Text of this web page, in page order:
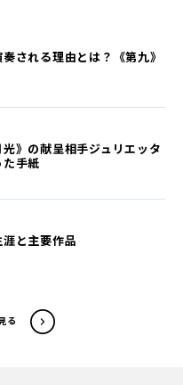
される理由とは？《第九》
》の献呈相手ジュリエッタ
た手紙
と主要作品
る